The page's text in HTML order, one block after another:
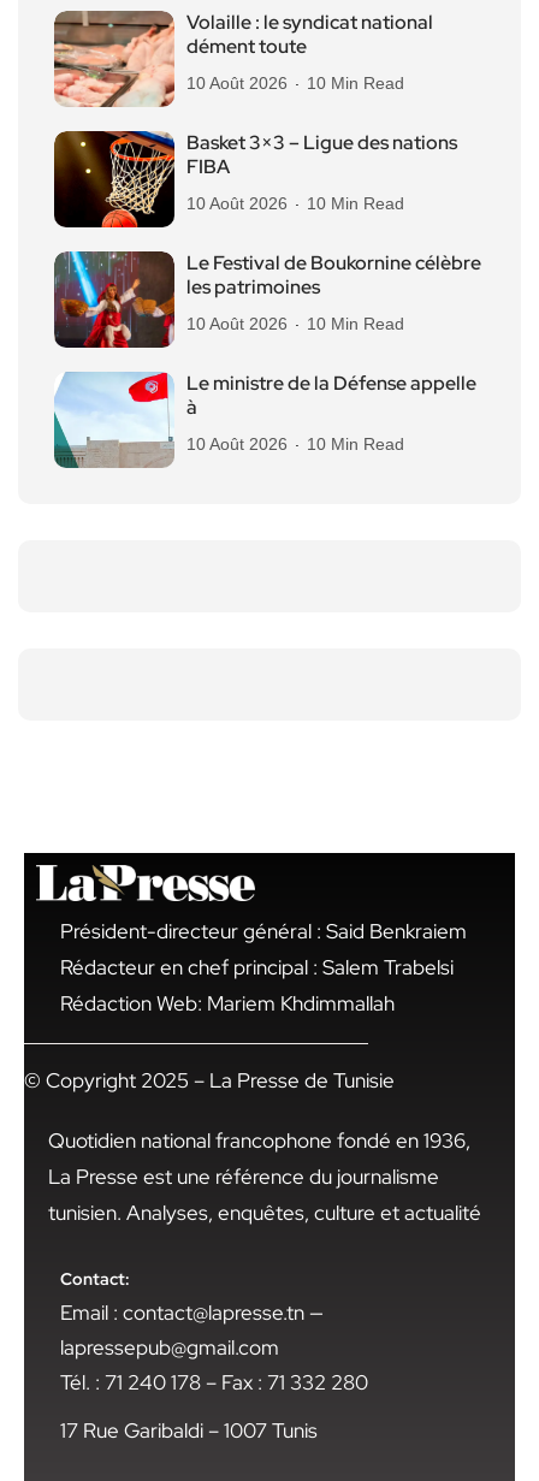
Volaille : le syndicat national
dément toute
10 Août 2026 10 Min Read
Basket 3×3 – Ligue des nations
FIBA
10 Août 2026 10 Min Read
Le Festival de Boukornine célèbre
les patrimoines
10 Août 2026 10 Min Read
Le ministre de la Défense appelle
à
10 Août 2026 10 Min Read
Président-directeur général : Said Benkraiem
Rédacteur en chef principal : Salem Trabelsi
Rédaction Web: Mariem Khdimmallah
© Copyright 2025 – La Presse de Tunisie
Quotidien national francophone fondé en 1936,
La Presse est une référence du journalisme
tunisien. Analyses, enquêtes, culture et actualité
Contact:
Email : contact@lapresse.tn —
lapressepub@gmail.com
Tél. : 71 240 178 – Fax : 71 332 280
17 Rue Garibaldi – 1007 Tunis